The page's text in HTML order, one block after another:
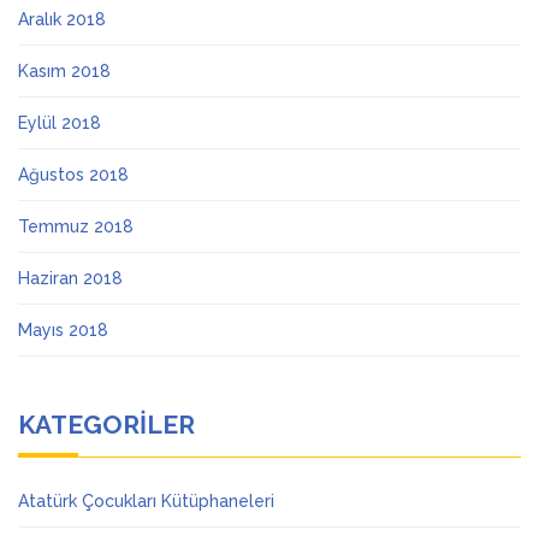
Aralık 2018
Kasım 2018
Eylül 2018
Ağustos 2018
Temmuz 2018
Haziran 2018
Mayıs 2018
KATEGORILER
Atatürk Çocukları Kütüphaneleri